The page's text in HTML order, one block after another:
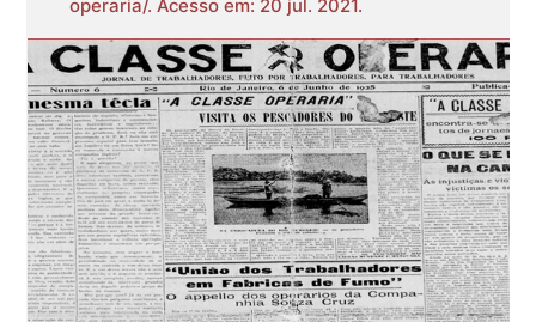
operaria/. Acesso em: 20 jul. 2021.